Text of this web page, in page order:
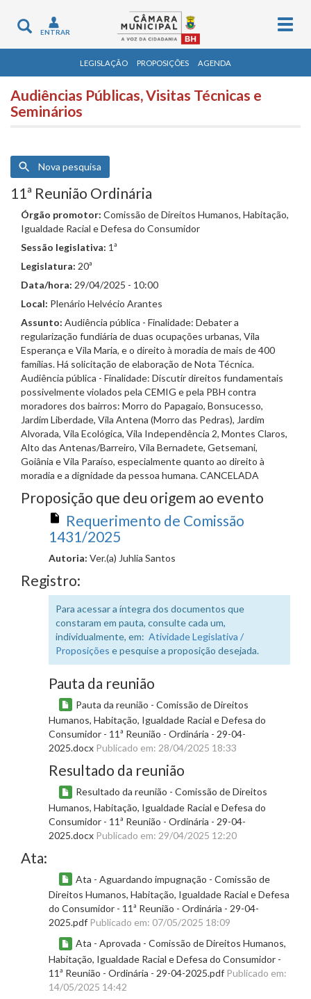
Toggle
navigation
ENTRAR
LEGISLAÇÃO PROPOSIÇÕES AGENDA
Audiências Públicas, Visitas Técnicas e
Seminários
Nova pesquisa
11ª Reunião Ordinária
Órgão promotor: Comissão de Direitos Humanos, Habitação,
Igualdade Racial e Defesa do Consumidor
Sessão legislativa: 1ª
Legislatura: 20ª
Data/hora: 29/04/2025 - 10:00
Local: Plenário Helvécio Arantes
Assunto: Audiência pública - Finalidade: Debater a
regularização fundiária de duas ocupações urbanas, Vila
Esperança e Vila Maria, e o direito à moradia de mais de 400
famílias. Há solicitação de elaboração de Nota Técnica.
Audiência pública - Finalidade: Discutir direitos fundamentais
possivelmente violados pela CEMIG e pela PBH contra
moradores dos bairros: Morro do Papagaio, Bonsucesso,
Jardim Liberdade, Vila Antena (Morro das Pedras), Jardim
Alvorada, Vila Ecológica, Vila Independência 2, Montes Claros,
Alto das Antenas/Barreiro, Vila Bernadete, Getsemani,
Goiânia e Vila Paraíso, especialmente quanto ao direito à
moradia e a dignidade da pessoa humana. CANCELADA
Proposição que deu origem ao evento
Requerimento de Comissão
1431/2025
Autoria: Ver.(a) Juhlia Santos
Registro:
Para acessar a íntegra dos documentos que
constaram em pauta, consulte cada um,
individualmente, em: Atividade Legislativa /
Proposições e pesquise a proposição desejada.
Pauta da reunião
Pauta da reunião - Comissão de Direitos
Humanos, Habitação, Igualdade Racial e Defesa do
Consumidor - 11ª Reunião - Ordinária - 29-04-
2025.docx Publicado em: 28/04/2025 18:33
Resultado da reunião
Resultado da reunião - Comissão de Direitos
Humanos, Habitação, Igualdade Racial e Defesa do
Consumidor - 11ª Reunião - Ordinária - 29-04-
2025.docx Publicado em: 29/04/2025 12:20
Ata:
Ata - Aguardando impugnação - Comissão de
Direitos Humanos, Habitação, Igualdade Racial e Defesa
do Consumidor - 11ª Reunião - Ordinária - 29-04-
2025.pdf Publicado em: 07/05/2025 18:09
Ata - Aprovada - Comissão de Direitos Humanos,
Habitação, Igualdade Racial e Defesa do Consumidor -
11ª Reunião - Ordinária - 29-04-2025.pdf Publicado em:
14/05/2025 14:42